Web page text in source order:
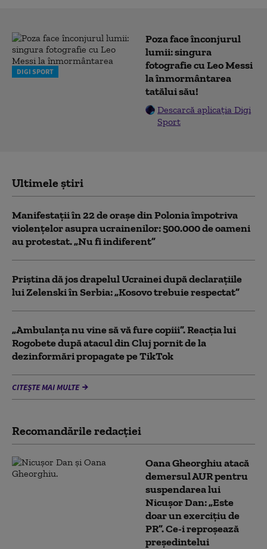
DIGI SPORT
Poza face înconjurul
lumii: singura
fotografie cu Leo Messi
la înmormântarea
tatălui său!
Descarcă aplicația Digi
Sport
Ultimele știri
Manifestații în 22 de orașe din Polonia împotriva
violențelor asupra ucrainenilor: 500.000 de oameni
au protestat. „Nu fi indiferent”
Priștina dă jos drapelul Ucrainei după declarațiile
lui Zelenski în Serbia: „Kosovo trebuie respectat”
„Ambulanța nu vine să vă fure copiii”. Reacția lui
Rogobete după atacul din Cluj pornit de la
dezinformări propagate pe TikTok
CITEȘTE MAI MULTE
Recomandările redacţiei
Oana Gheorghiu atacă
demersul AUR pentru
suspendarea lui
Nicușor Dan: „Este
doar un exercițiu de
PR”. Ce-i reproșează
președintelui